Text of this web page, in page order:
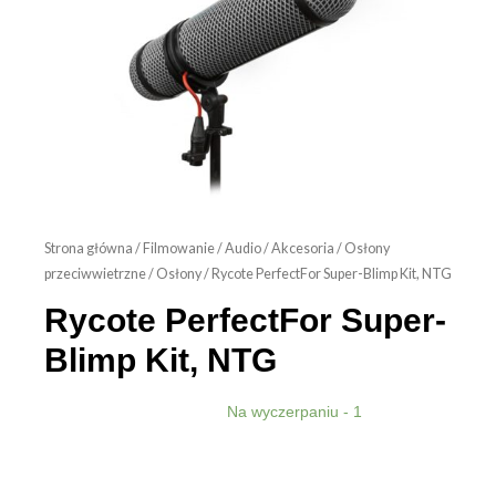
Strona główna / Filmowanie/Audio/Akcesoria / Osłony
przeciwwietrzne/ Osłony/ Rycote PerfectFor Super-Blimp Kit, NTG
Rycote PerfectFor Super-
Blimp Kit, NTG
Na wyczerpaniu - 1